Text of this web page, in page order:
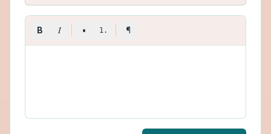
B I • 1. ¶